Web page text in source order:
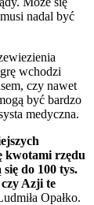
nadal być
wchodzi
czy nawet
być bardzo
medyczna.
kwotami rzędu
do 100 tys.
Azji te
Opałko.